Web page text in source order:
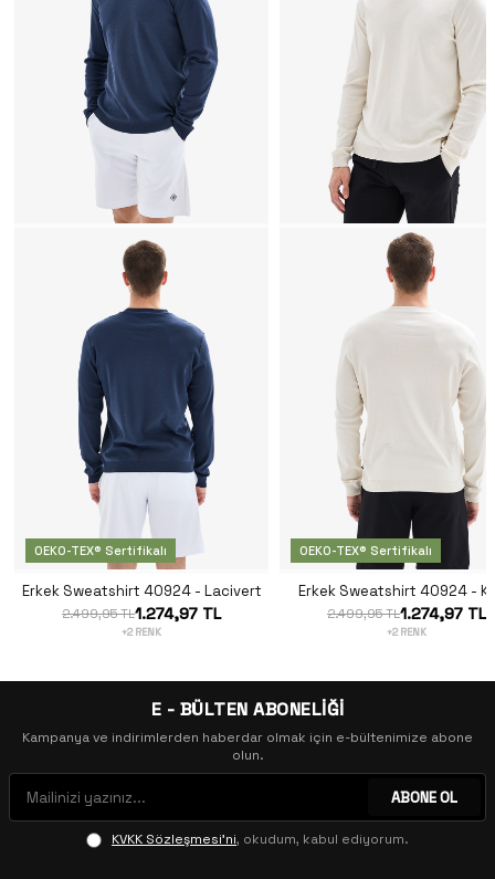
OEKO-TEX® Sertifikalı
Erkek Sweatshirt 40924 - Lacivert
2.499,95 TL1.274,97 TL
+2 RENK
OEKO-TEX® Sertifikalı
Erkek Sweatshirt 40924 -
2.499,95 TL1.274,97 TL
+2 RENK
E - BÜLTEN ABONELİĞİ
Kampanya ve indirimlerden haberdar olmak için e-bültenimize abone
olun.
ABONE OL
KVKK Sözleşmesi'ni, okudum, kabul ediyorum.